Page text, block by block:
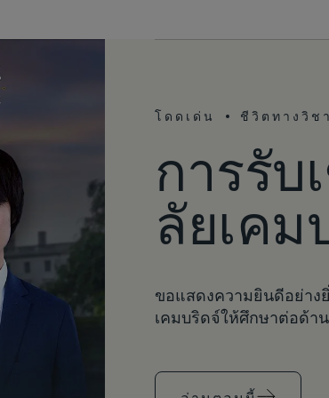
โดดเด่น ชีวิตทางวิช
การรับ
ลัยเคม
ขอแสดงความยินดีอย่าง
เคมบริดจ์ให้ศึกษาต่อด้า